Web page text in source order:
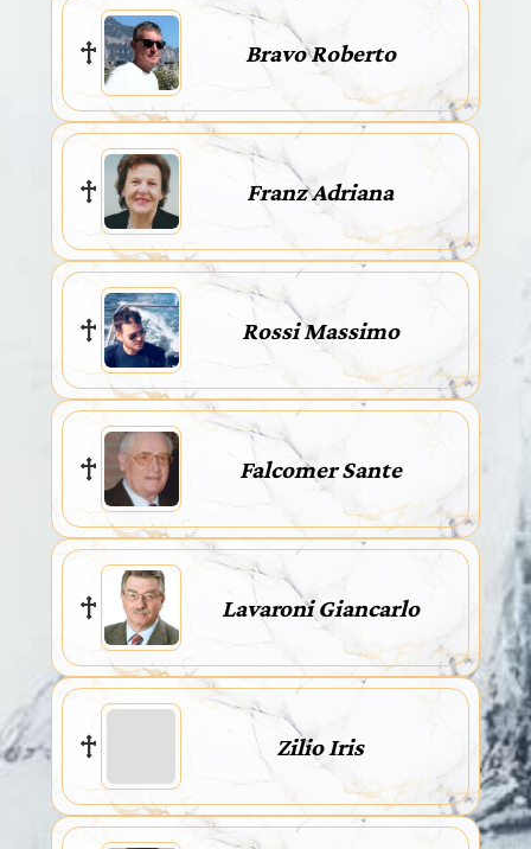
Bravo Roberto
Franz Adriana
Rossi Massimo
Falcomer Sante
Lavaroni Giancarlo
Zilio Iris